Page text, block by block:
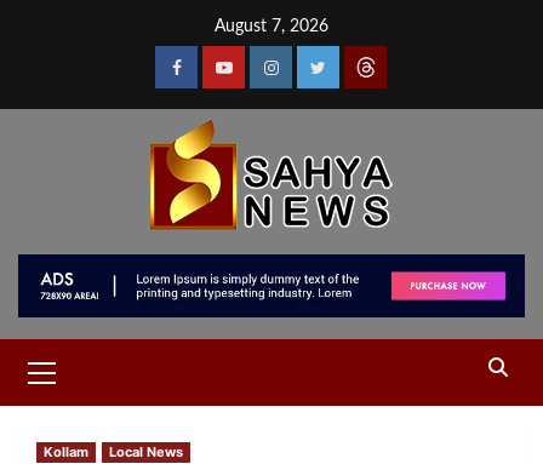
August 7, 2026
Kollam Local News